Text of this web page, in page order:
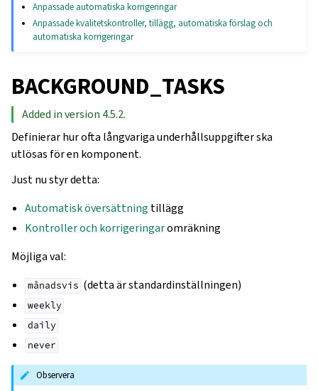
Anpassade automatiska korrigeringar
Anpassade kvalitetskontroller, tillägg, automatiska förslag och
automatiska korrigeringar
BACKGROUND_TASKS
Added in version 4.5.2.
Definierar hur ofta långvariga underhållsuppgifter ska
utlösas för en komponent.
Just nu styr detta:
Automatisk översättning tillägg
Kontroller och korrigeringaromräkning
Möjliga val:
månadsvis (detta är standardinställningen)
weekly
daily
never
Observera